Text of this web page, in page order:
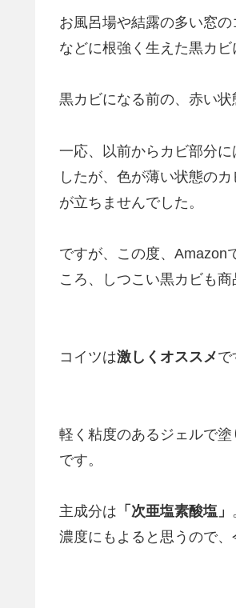
お風呂場や結露の多い窓
などに根強く生えた黒カビ
黒カビになる前の、赤い
一応、以前からカビ部分
したが、色が薄い状態の
が立ちませんでした。
ですが、この度、Amazon
ころ、しつこい黒カビも
コイツは激しくオススメで
軽く粘度のあるジェルで
です。
主成分は 「次亜塩素酸塩」
濃度にもよると思うので、